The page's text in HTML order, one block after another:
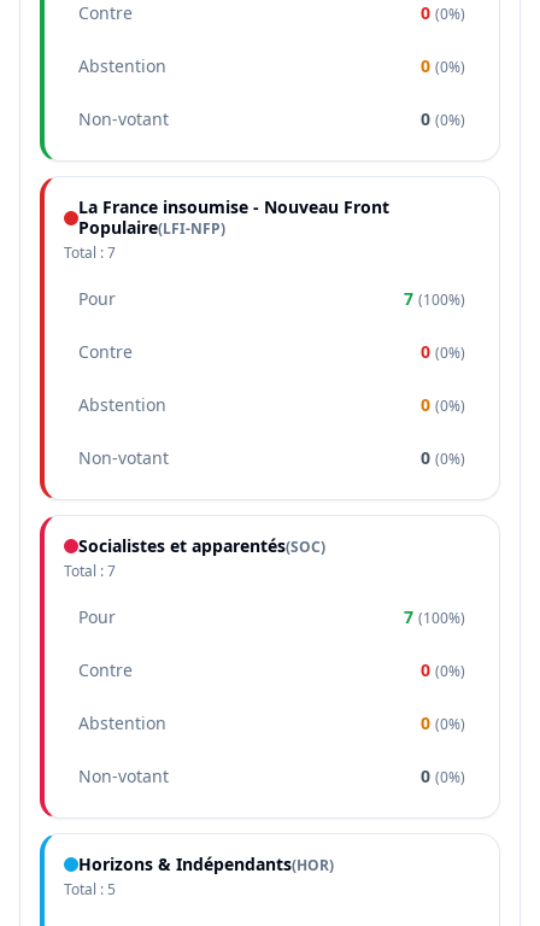
Contre 0 (0%)
Abstention 0 (0%)
Non-votant 0 (0%)
La France insoumise - Nouveau Front
Populaire(LFI-NFP)
Total :7
Pour 7 (100%)
Contre 0 (0%)
Abstention 0 (0%)
Non-votant 0 (0%)
Socialistes et apparentés(SOC)
Total :7
Pour 7 (100%)
Contre 0 (0%)
Abstention 0 (0%)
Non-votant 0 (0%)
Horizons & Indépendants(HOR)
Total : 5